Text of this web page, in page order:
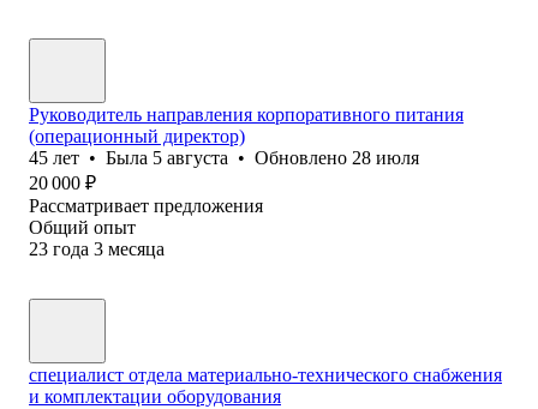
Руководитель направления корпоративного питания
(операционный директор)
45 лет • Была 5 августа • Обновлено 28 июля
20 000 ₽
Рассматривает предложения
Общий опыт
23 года 3 месяца
специалист отдела материально-технического снабжения
и комплектации оборудования